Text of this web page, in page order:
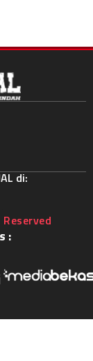
di:
: